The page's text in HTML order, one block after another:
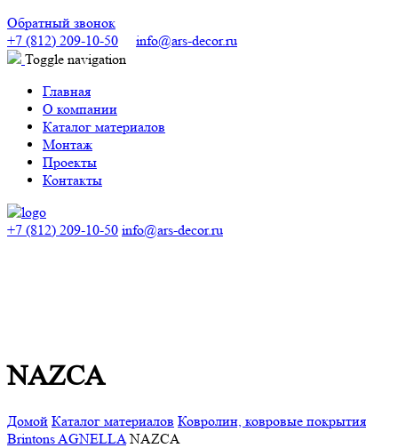
Обратный звонок
+7 (812) 209-10-50
info@ars-decor.ru
Toggle navigation
Главная
О компании
Каталог материалов
Монтаж
Проекты
Контакты
+7 (812) 209-10-50 info@ars-decor.ru
NAZCA
Домой Каталог материалов Ковролин, ковровые покрытия
Brintons AGNELLA NAZCA